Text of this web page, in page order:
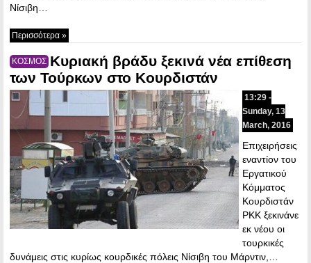
Νίσιβη…
Περισσότερα »
ΚΟΣΜΟΣ Κυριακή βράδυ ξεκινά νέα επίθεση
των Τούρκων στο Κουρδιστάν
13:29 -
Sunday, 13
March, 2016
Επιχειρήσεις
εναντίον του
Εργατικού
Κόμματος
Κουρδιστάν
PKK ξεκινάνε
εκ νέου οι
τουρκικές
δυνάμεις στις κυρίως κουρδικές πόλεις Νίσιβη του Μάρντιν,…